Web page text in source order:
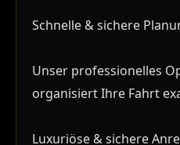
Schnelle & sichere
Unser professionelles
organisiert Ihre Fahrt
Luxuriöse & sichere